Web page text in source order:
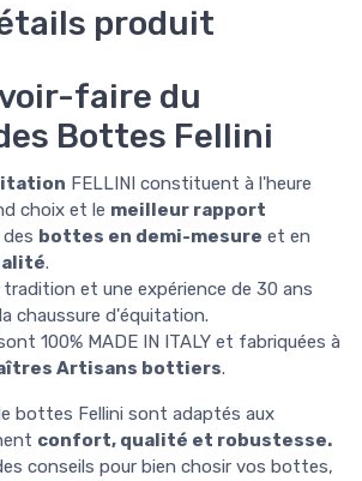
produit
faire du
Bottes Fellini
FELLINI constituent à l'heure
choix et le meilleur rapport
bottes en demi-mesure et en
.
tradition et une expérience de 30 ans
chaussure d'équitation.
100% MADE IN ITALY et fabriquées à
Artisans bottiers.
bottes Fellini sont adaptés aux
confort, qualité et robustesse.
conseils pour bien chosir vos bottes,